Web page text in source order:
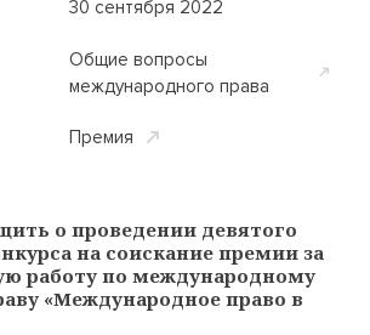
о проведении девятого
на соискание премии за
работу по международному
«Международное право в
30 сентября 2022
Общие вопросы
международного права
Премия